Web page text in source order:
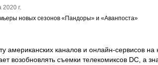
2020 г.
новых сезонов «Пандоры» и «Аванпоста»
американских каналов и онлайн-сервисов на
возобновлять съемки телекомиксов DC, а